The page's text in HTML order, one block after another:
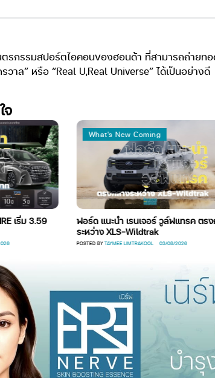
รกรรมสปอร์ตไอคอนของฮอนด้า ที่สามารถถ่าย
าล” หรือ “Real U,Real Universe” ได้เป็นอย่างดี
จ
What's New Coming
ฟอร์ด แนะนำ เรนเจอร์ วูล์ฟแทรค ตรงกลาง
ระหว่าง XLS-Wildtrak
TAYMEE LIMTRAKOOL 03/08/2026